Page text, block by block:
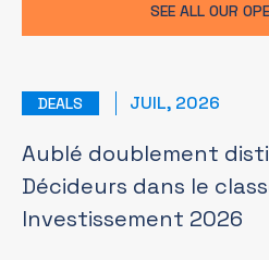
SEE ALL OUR
DEALS JUIL, 2026
Aublé doublement
Décideurs dans le
Investissement 2026